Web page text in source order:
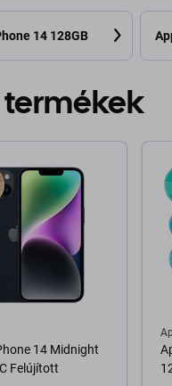
14 128GB
termékek
14 Midnight
Felújított